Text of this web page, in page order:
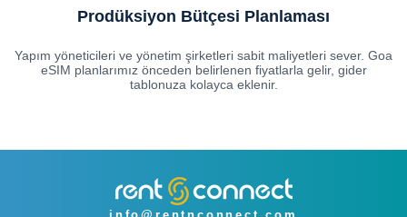
Prodüksiyon Bütçesi Planlaması
Yapım yöneticileri ve yönetim şirketleri sabit maliyetleri sever. Goa
eSIM planlarımız önceden belirlenen fiyatlarla gelir, gider
tablonuza kolayca eklenir.